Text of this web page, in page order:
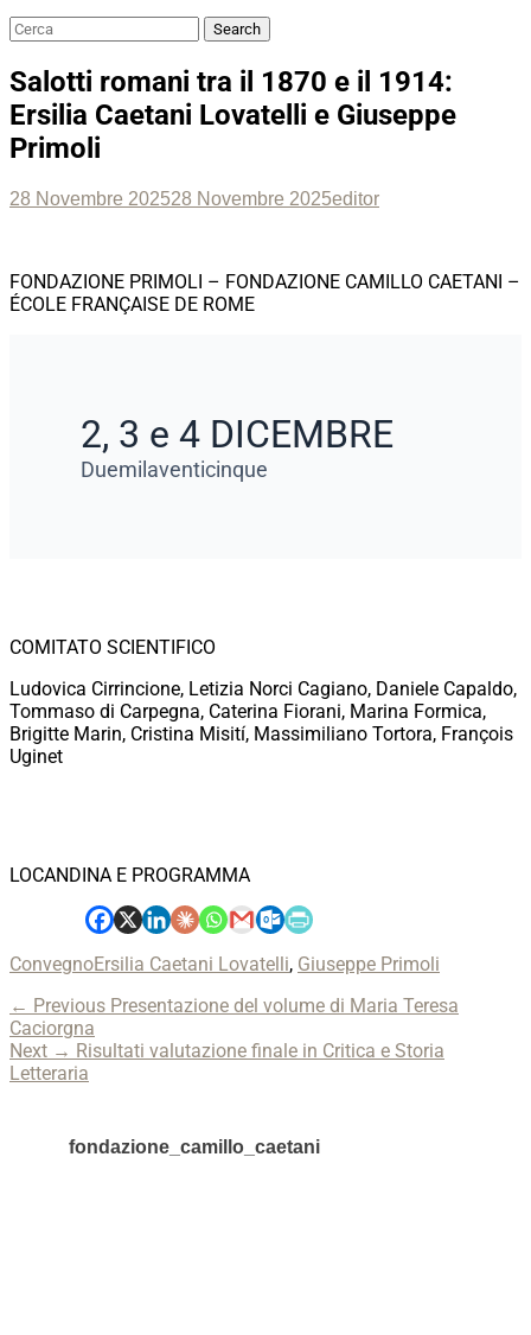
Search
Search
Salotti romani tra il 1870 e il 1914:
Ersilia Caetani Lovatelli e Giuseppe
Primoli
Posted
28 Novembre 202528 Novembre 2025Author
editor
FONDAZIONE PRIMOLI – FONDAZIONE CAMILLO CAETANI –
ÉCOLE FRANÇAISE DE ROME
2, 3 e 4 DICEMBRE
Duemilaventicinque
COMITATO SCIENTIFICO
Ludovica Cirrincione, Letizia Norci Cagiano, Daniele Capaldo,
Tommaso di Carpegna, Caterina Fiorani, Marina Formica,
Brigitte Marin, Cristina Misití, Massimiliano Tortora, François
Uginet
LOCANDINA E PROGRAMMA
Categories
ConvegnoTags
Ersilia Caetani Lovatelli, Giuseppe Primoli
Navigazione
articoli
← Previous Previous
Presentazione del volume di Maria Teresa
Caciorgna
Next → Next
post:
Risultati valutazione finale in Critica e Storia
Letteraria
fondazione_camillo_caetani